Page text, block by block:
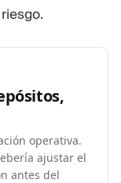
operativa.
ajustar el
antes del